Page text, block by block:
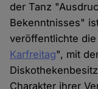
der Tanz
Bekenntnisses"
veröffentlichte
Karfreitag", mit
Charakter ihrer